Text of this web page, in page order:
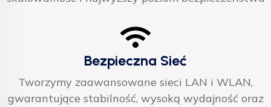
Bezpieczna Sieć
Tworzymy zaawansowane sieci LAN i WLAN,
gwarantujące stabilność, wysoką wydajność oraz